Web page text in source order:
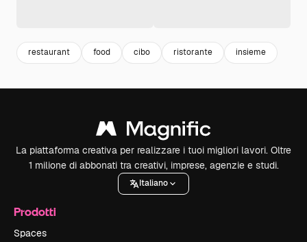
restaurant food cibo ristorante insieme
La piattaforma creativa per realizzare i tuoi migliori lavori. Oltre
1 milione di abbonati tra creativi, imprese, agenzie e studi.
Italiano
Prodotti
Spaces